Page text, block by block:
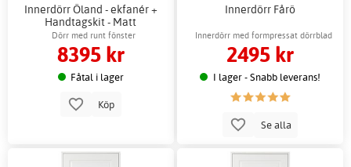
Innerdörr Öland - ekfanér +
Handtagskit - Matt
Dörr med runt fönster
8395 kr
Fåtal i lager
Köp
Innerdörr Fårö
Innerdörr med formpressat dörrblad
2495 kr
I lager - Snabb leverans!
Se alla